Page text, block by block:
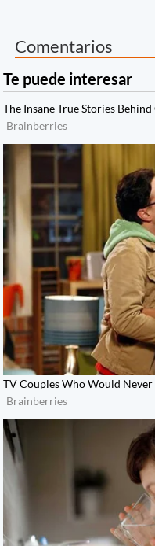
Comentarios